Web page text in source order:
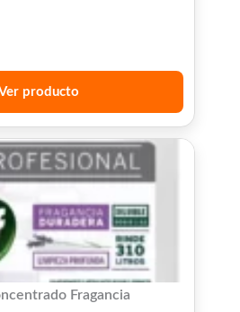
producto
Fragancia